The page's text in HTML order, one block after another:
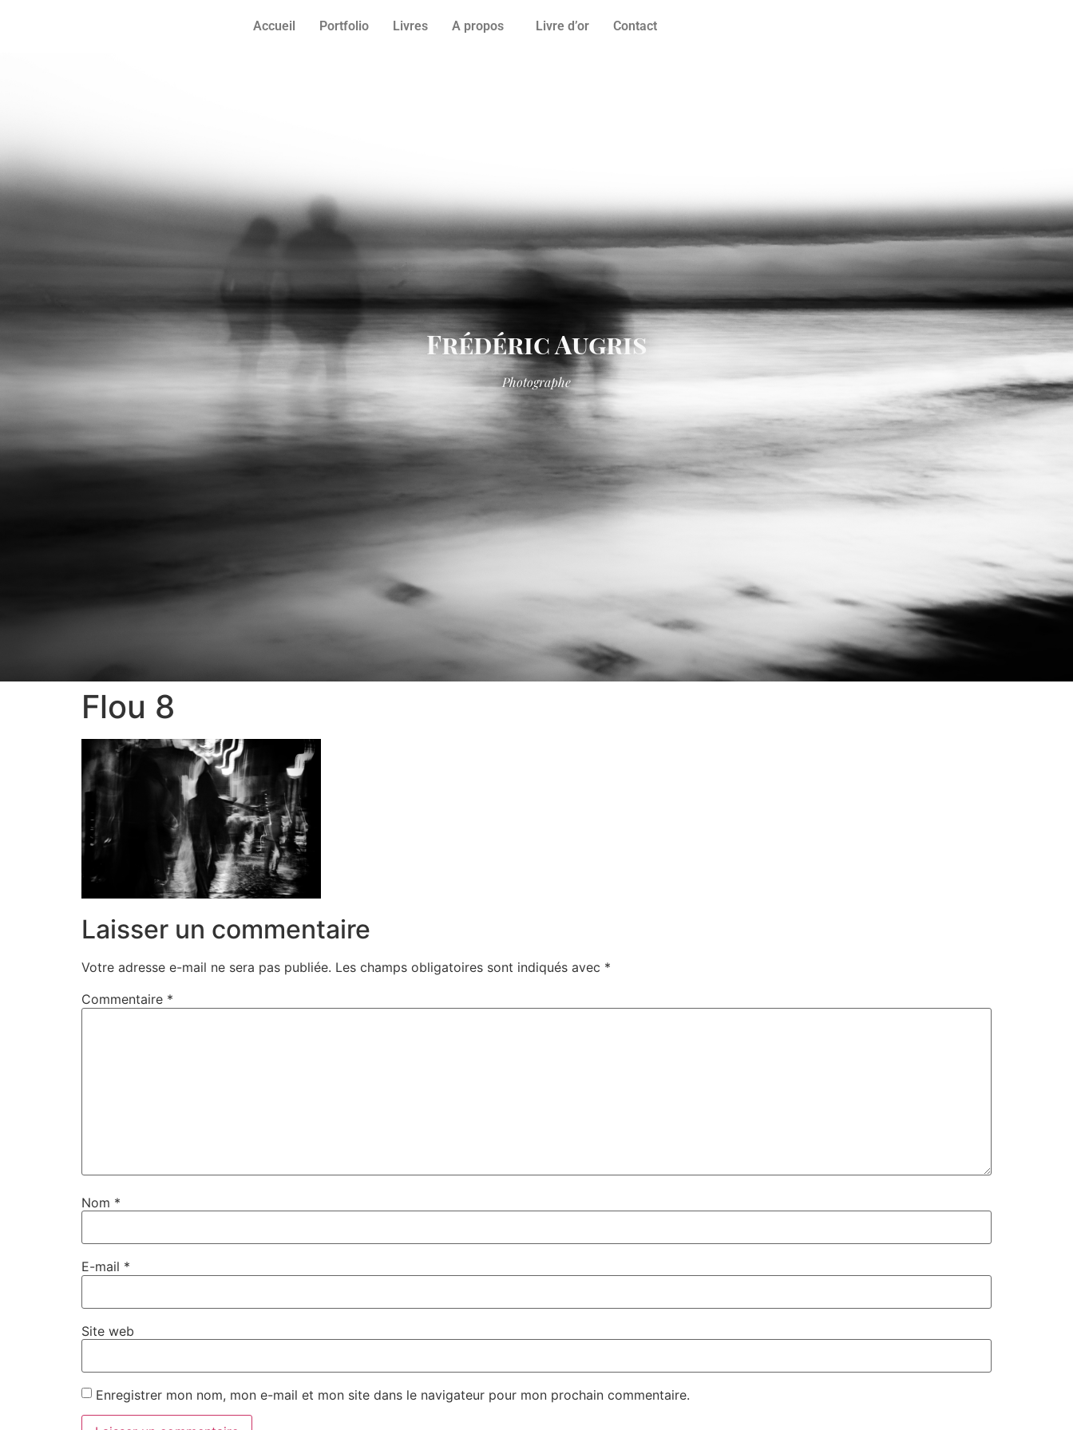
Accueil Portfolio Livres A propos Livre d’or Contact
Frédéric Augris
Photographe
Flou 8
Laisser un commentaire
Votre adresse e-mail ne sera pas publiée. Les champs obligatoires sont indiqués avec *
Commentaire *
Nom *
E-mail *
Site web
Enregistrer mon nom, mon e-mail et mon site dans le navigateur pour mon prochain commentaire.